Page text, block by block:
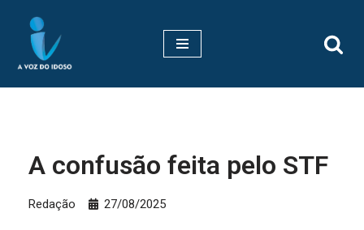
Pular
para
A confusão feita pelo STF
Redação 27/08/2025